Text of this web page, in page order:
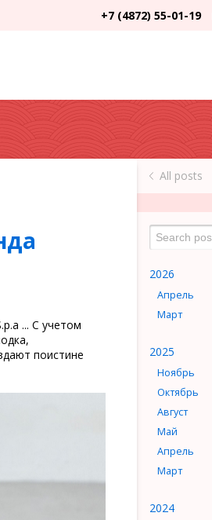
+7 (4872) 55-01-19
All posts
2026
Апрель
Март
2025
Ноябрь
Октябрь
Август
Май
Апрель
Март
2024
... С учетом
поистине